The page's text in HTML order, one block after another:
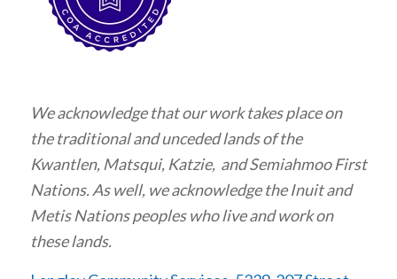
We acknowledge that our work takes place on
the traditional and unceded lands of the
Kwantlen, Matsqui, Katzie, and Semiahmoo First
Nations. As well, we acknowledge the Inuit and
Metis Nations peoples who live and work on
these lands.